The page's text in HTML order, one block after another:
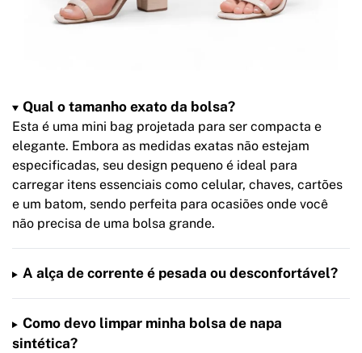
Qual o tamanho exato da bolsa?
Esta é uma mini bag projetada para ser compacta e
elegante. Embora as medidas exatas não estejam
especificadas, seu design pequeno é ideal para
carregar itens essenciais como celular, chaves, cartões
e um batom, sendo perfeita para ocasiões onde você
não precisa de uma bolsa grande.
A alça de corrente é pesada ou desconfortável?
Como devo limpar minha bolsa de napa
sintética?